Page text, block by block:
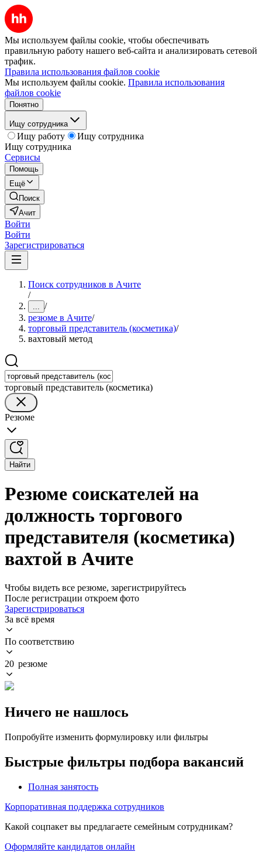
Мы используем файлы cookie, чтобы обеспечивать
правильную работу нашего веб-сайта и анализировать сетевой
трафик.
Правила использования файлов cookie
Мы используем файлы cookie. Правила использования
файлов cookie
Понятно
Ищу сотрудника
Ищу работу
Ищу сотрудника
Ищу сотрудника
Сервисы
Помощь
Ещё
Поиск
Ачит
Войти
Войти
Зарегистрироваться
Поиск сотрудников в Ачите
/
... /
резюме в Ачите/
торговый представитель (косметика)/
вахтовый метод
торговый представитель (косметика)
Резюме
Найти
Резюме соискателей на
должность торгового
представителя (косметика)
вахтой в Ачите
Чтобы видеть все резюме, зарегистрируйтесь
После регистрации откроем фото
Зарегистрироваться
За всё время
По соответствию
20 резюме
Ничего не нашлось
Попробуйте изменить формулировку или фильтры
Быстрые фильтры подбора вакансий
Полная занятость
Корпоративная поддержка сотрудников
Какой соцпакет вы предлагаете семейным сотрудникам?
Оформляйте кандидатов онлайн